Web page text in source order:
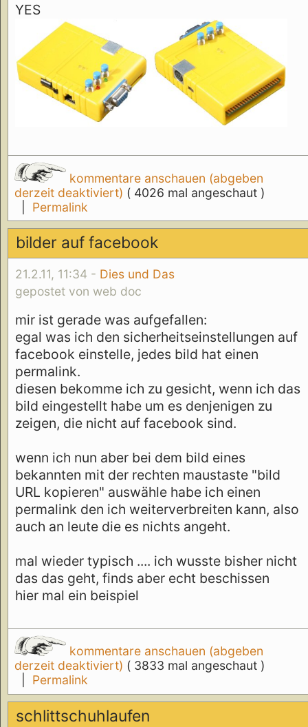
YES
kommentare anschauen (abgeben
derzeit deaktiviert) ( 4026 mal angeschaut )
Permalink
bilder auf facebook
21.2.11, 11:34 - Dies und Das
gepostet von web doc
mir ist gerade was aufgefallen:
egal was ich den sicherheitseinstellungen auf
facebook einstelle, jedes bild hat einen
permalink.
diesen bekomme ich zu gesicht, wenn ich das
bild eingestellt habe um es denjenigen zu
zeigen, die nicht auf facebook sind.
wenn ich nun aber bei dem bild eines
bekannten mit der rechten maustaste "bild
URL kopieren" auswähle habe ich einen
permalink den ich weiterverbreiten kann, also
auch an leute die es nichts angeht.
mal wieder typisch .... ich wusste bisher nicht
das das geht, finds aber echt beschissen
hier mal ein beispiel
kommentare anschauen (abgeben
derzeit deaktiviert) ( 3833 mal angeschaut )
Permalink
schlittschuhlaufen